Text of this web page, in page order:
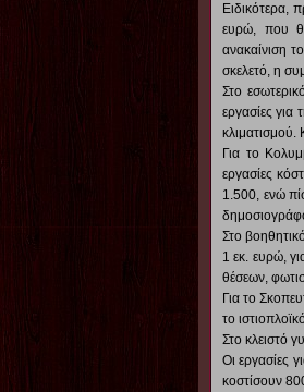
Ειδικότερα,
ευρώ, που
ανακαίνιση
σκελετό, η
Στο
εργασίες
Για το
εργασίες
1.500, ενώ
Στο
1 εκ. ευρώ,
θέσεων,
Για το
το
Στο κλειστό
Οι εργασίες
κοστίσουν